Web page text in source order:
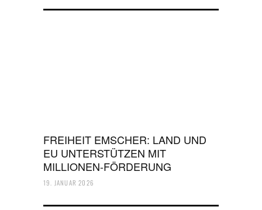
FREIHEIT EMSCHER: LAND UND
EU UNTERSTÜTZEN MIT
MILLIONEN-FÖRDERUNG
19. JANUAR 2026